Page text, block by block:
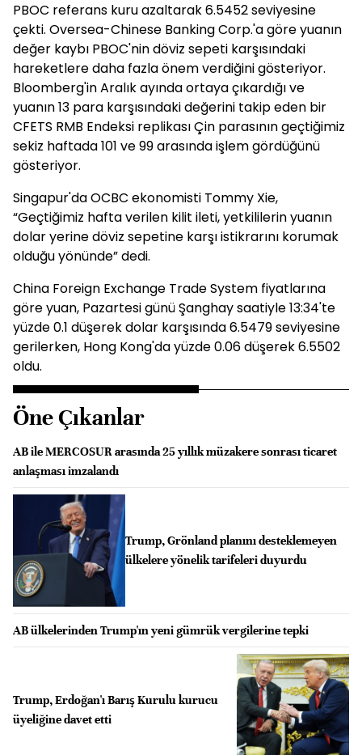
PBOC referans kuru azaltarak 6.5452 seviyesine
çekti. Oversea-Chinese Banking Corp.'a göre yuanın
değer kaybı PBOC'nin döviz sepeti karşısındaki
hareketlere daha fazla önem verdiğini gösteriyor.
Bloomberg'in Aralık ayında ortaya çıkardığı ve
yuanın 13 para karşısındaki değerini takip eden bir
CFETS RMB Endeksi replikası Çin parasının geçtiğimiz
sekiz haftada 101 ve 99 arasında işlem gördüğünü
gösteriyor.
Singapur'da OCBC ekonomisti Tommy Xie,
“Geçtiğimiz hafta verilen kilit ileti, yetkililerin yuanın
dolar yerine döviz sepetine karşı istikrarını korumak
olduğu yönünde” dedi.
China Foreign Exchange Trade System fiyatlarına
göre yuan, Pazartesi günü Şanghay saatiyle 13:34'te
yüzde 0.1 düşerek dolar karşısında 6.5479 seviyesine
gerilerken, Hong Kong'da yüzde 0.06 düşerek 6.5502
oldu.
Öne Çıkanlar
AB ile MERCOSUR arasında 25 yıllık müzakere sonrası ticaret
anlaşması imzalandı
Trump, Grönland planını desteklemeyen
ülkelere yönelik tarifeleri duyurdu
AB ülkelerinden Trump'ın yeni gümrük vergilerine tepki
Trump, Erdoğan'ı Barış Kurulu kurucu
üyeliğine davet etti